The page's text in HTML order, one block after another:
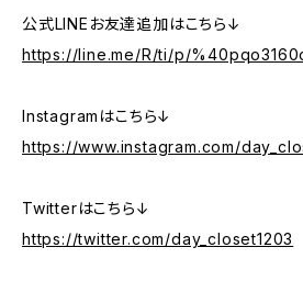
公式LINEお友達追加はこちら↓
https://line.me/R/ti/p/
Instagramはこちら↓
https://www.instagram.com/
Twitterはこちら↓
https://twitter.com/day_closet1203